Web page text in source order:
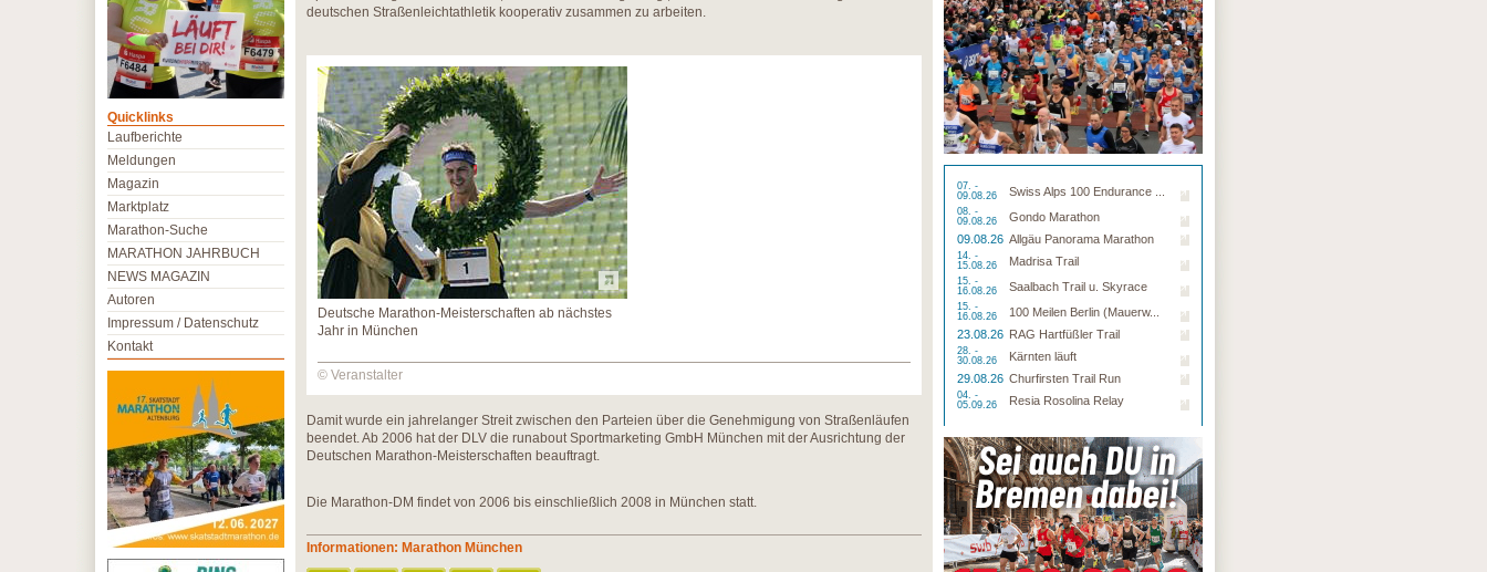
deutschen Straßenleichtathletik kooperativ zusammen zu arbeiten.
Deutsche Marathon-Meisterschaften ab nächstes
Jahr in München
© Veranstalter
Damit wurde ein jahrelanger Streit zwischen den Parteien über die Genehmigung von Straßenläufen
beendet. Ab 2006 hat der DLV die runabout Sportmarketing GmbH München mit der Ausrichtung der
Deutschen Marathon-Meisterschaften beauftragt.
Die Marathon-DM findet von 2006 bis einschließlich 2008 in München statt.
Informationen: Marathon München
07. -
09.08.26
Swiss Alps 100 Endurance ...
08. -
09.08.26
Gondo Marathon
09.08.26 Allgäu Panorama Marathon
14. -
15.08.26
Madrisa Trail
15. -
16.08.26
Saalbach Trail u. Skyrace
15. -
16.08.26
100 Meilen Berlin (Mauerw...
23.08.26 RAG Hartfüßler Trail
28. -
30.08.26
Kärnten läuft
29.08.26 Churfirsten Trail Run
04. -
05.09.26
Resia Rosolina Relay
Quicklinks
Laufberichte
Meldungen
Magazin
Marktplatz
Marathon-Suche
MARATHON JAHRBUCH
NEWS MAGAZIN
Autoren
Impressum / Datenschutz
Kontakt